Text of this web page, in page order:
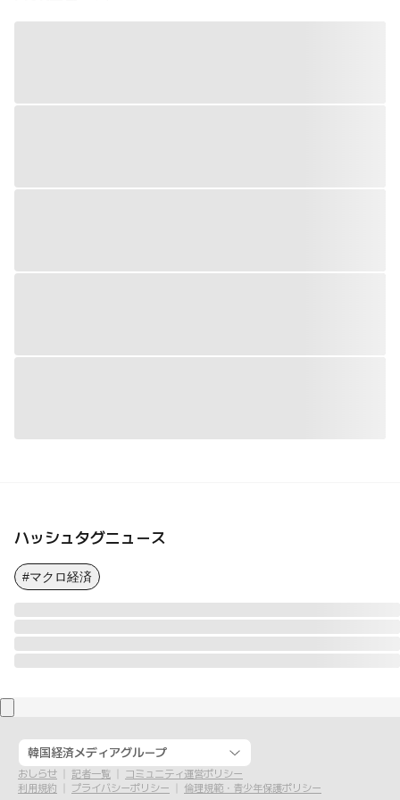
ハッシュタグニュース
#マクロ経済
韓国経済メディアグループ
おしらせ 記者一覧
コミュニティ運営ポリシー
利用規約
プライバシーポリシー 倫理規範・青少年保護ポリシー